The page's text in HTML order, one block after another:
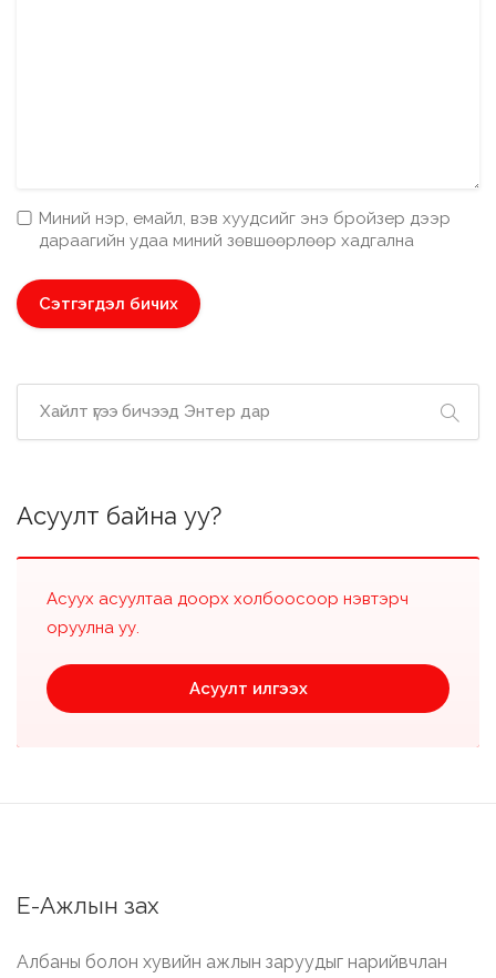
Миний нэр, емайл, вэв хуудсийг энэ бройзер дээр
дараагийн удаа миний зөвшөөрлөөр хадгална
Асуулт байна уу?
Асуух асуултаа доорх холбоосоор нэвтэрч
оруулна уу.
Асуулт илгээх
Е-Ажлын зах
Албаны болон хувийн ажлын заруудыг нарийвчлан